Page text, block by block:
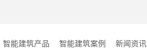
智能建筑产品 智能建筑案例 新闻资讯